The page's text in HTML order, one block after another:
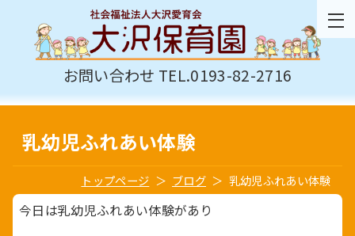
お問い合わせ TEL.0193-82-2716
乳幼児ふれあい体験
トップページ ブログ 乳幼児ふれあい体験
今日は乳幼児ふれあい体験があり